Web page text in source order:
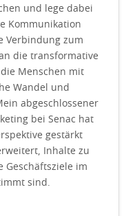
und lege dabei
Kommunikation
Verbindung zum
die transformative
Menschen mit
Wandel und
abgeschlossener
bei Senac hat
gestärkt
Inhalte zu
Geschäftsziele im
sind.